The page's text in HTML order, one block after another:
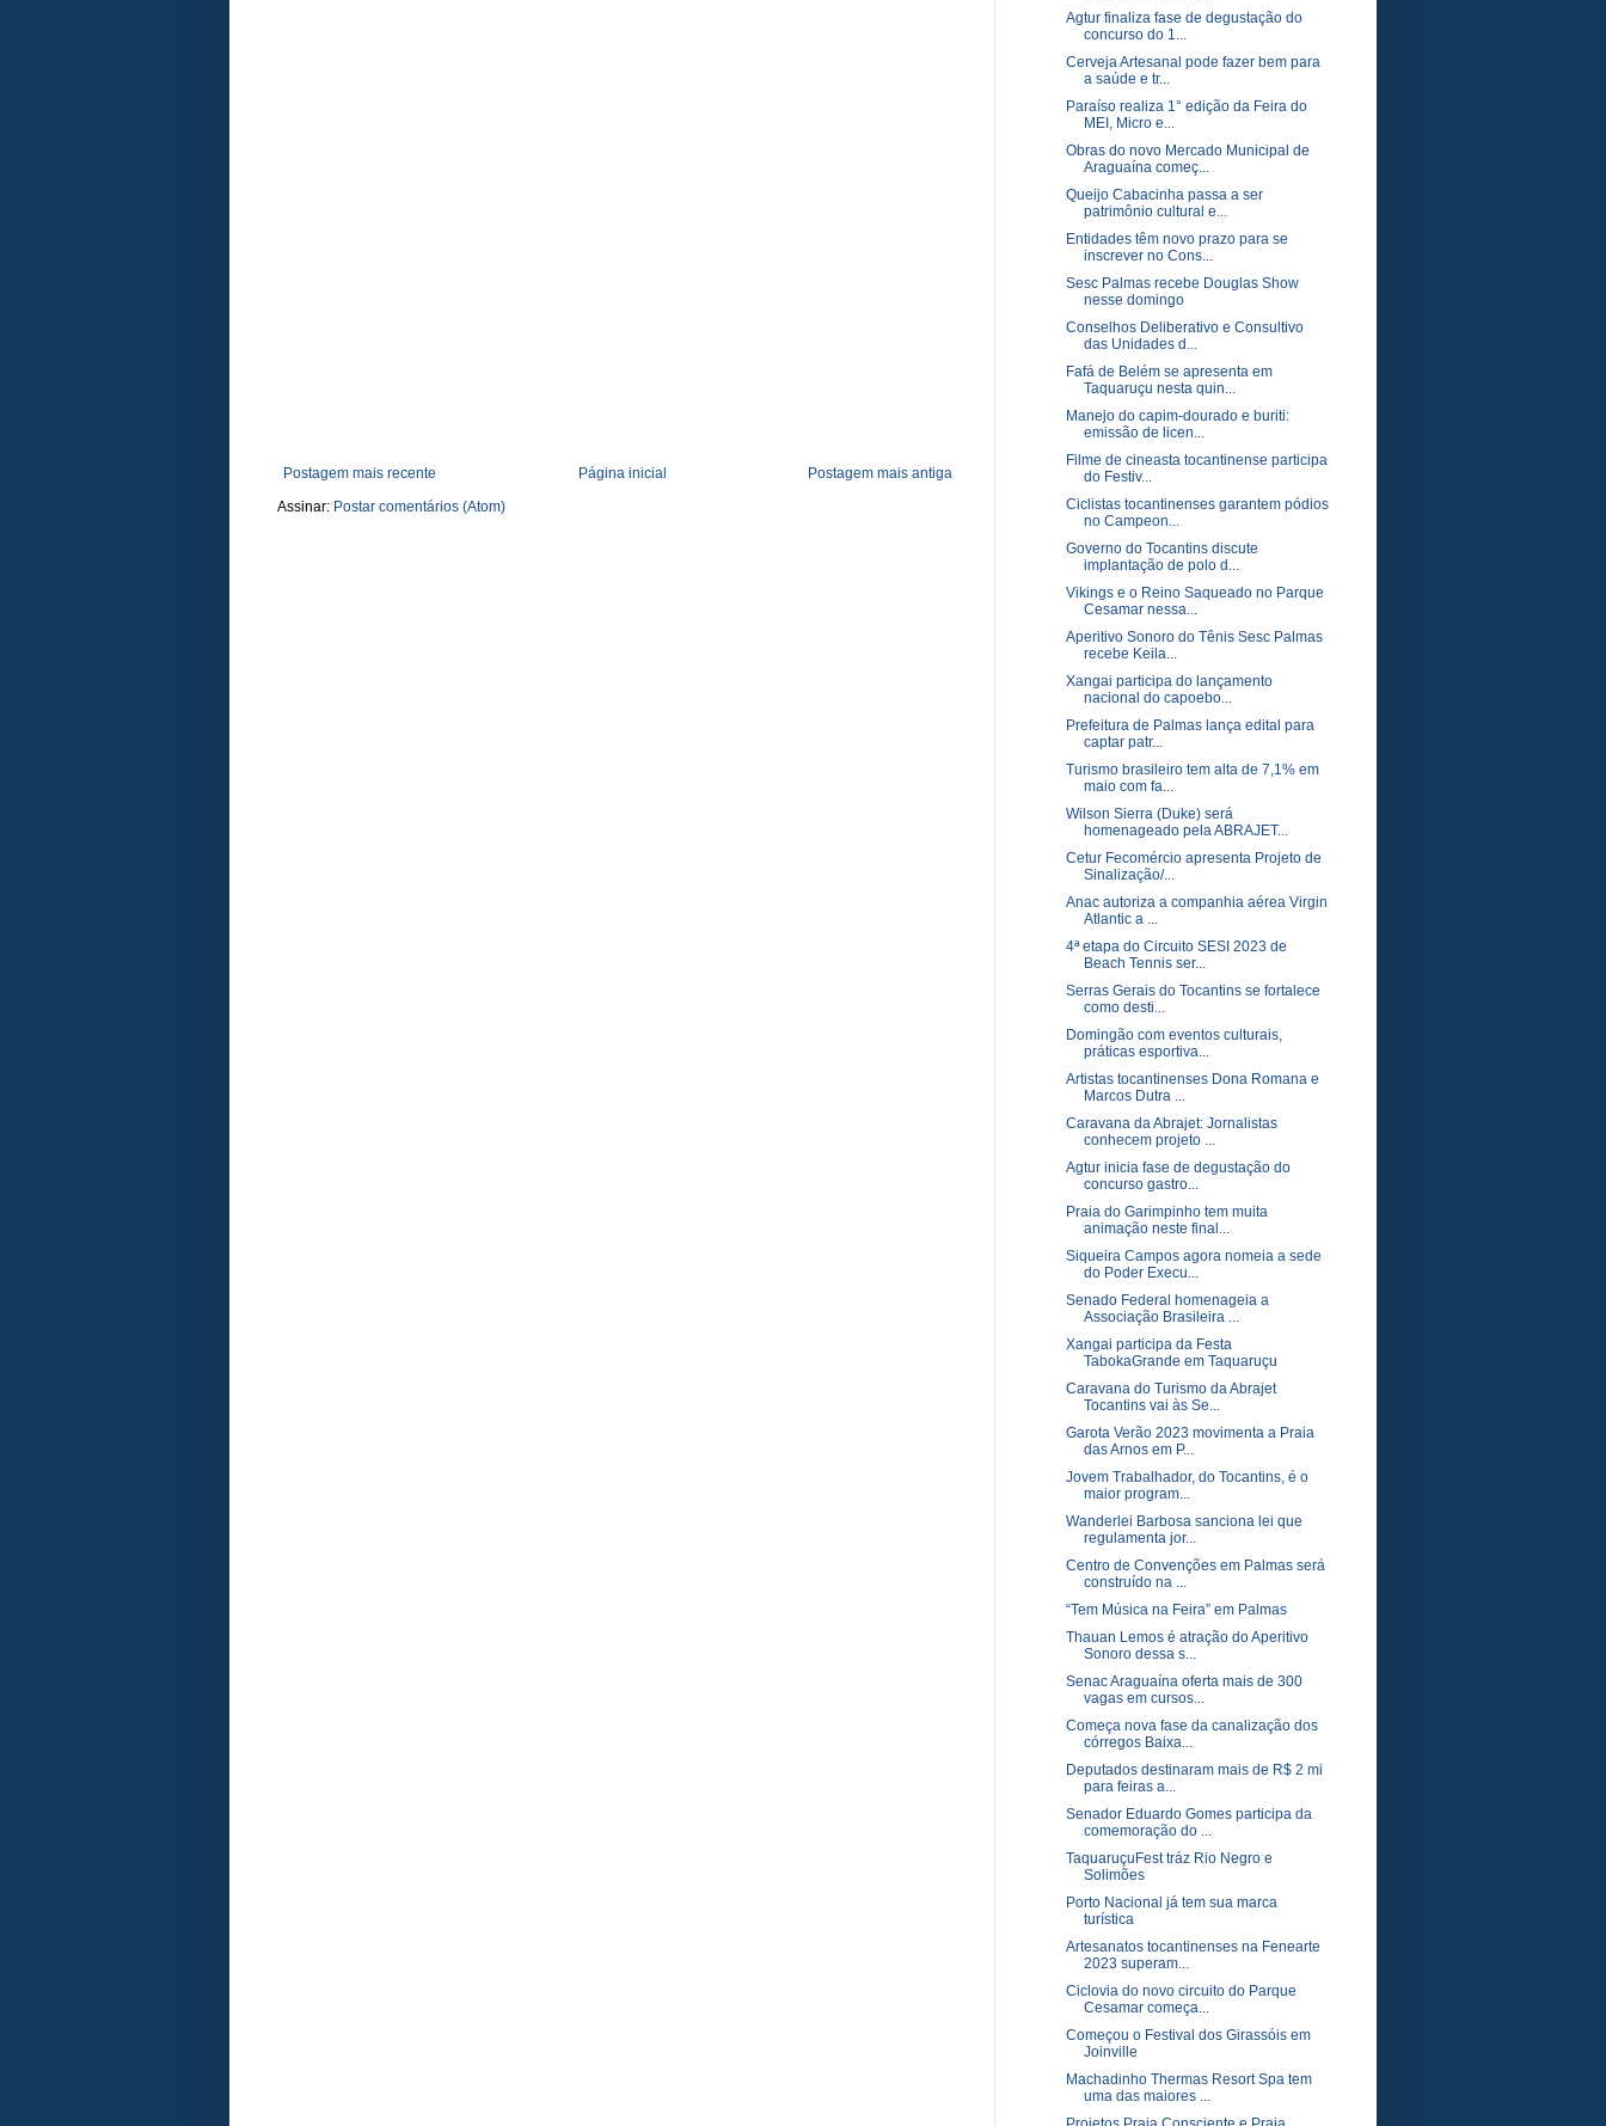
Postagem mais recente Postagem mais antiga
Página inicial
Assinar: Postar comentários (Atom)
Agtur finaliza fase de degustação do
concurso do 1...
Cerveja Artesanal pode fazer bem para
a saúde e tr...
Paraíso realiza 1° edição da Feira do
MEI, Micro e...
Obras do novo Mercado Municipal de
Araguaína começ...
Queijo Cabacinha passa a ser
patrimônio cultural e...
Entidades têm novo prazo para se
inscrever no Cons...
Sesc Palmas recebe Douglas Show
nesse domingo
Conselhos Deliberativo e Consultivo
das Unidades d...
Fafá de Belém se apresenta em
Taquaruçu nesta quin...
Manejo do capim-dourado e buriti:
emissão de licen...
Filme de cineasta tocantinense participa
do Festiv...
Ciclistas tocantinenses garantem pódios
no Campeon...
Governo do Tocantins discute
implantação de polo d...
Vikings e o Reino Saqueado no Parque
Cesamar nessa...
Aperitivo Sonoro do Tênis Sesc Palmas
recebe Keila...
Xangai participa do lançamento
nacional do capoebo...
Prefeitura de Palmas lança edital para
captar patr...
Turismo brasileiro tem alta de 7,1% em
maio com fa...
Wilson Sierra (Duke) será
homenageado pela ABRAJET...
Cetur Fecomércio apresenta Projeto de
Sinalização/...
Anac autoriza a companhia aérea Virgin
Atlantic a ...
4ª etapa do Circuito SESI 2023 de
Beach Tennis ser...
Serras Gerais do Tocantins se fortalece
como desti...
Domingão com eventos culturais,
práticas esportiva...
Artistas tocantinenses Dona Romana e
Marcos Dutra ...
Caravana da Abrajet: Jornalistas
conhecem projeto ...
Agtur inicia fase de degustação do
concurso gastro...
Praia do Garimpinho tem muita
animação neste final...
Siqueira Campos agora nomeia a sede
do Poder Execu...
Senado Federal homenageia a
Associação Brasileira ...
Xangai participa da Festa
TabokaGrande em Taquaruçu
Caravana do Turismo da Abrajet
Tocantins vai às Se...
Garota Verão 2023 movimenta a Praia
das Arnos em P...
Jovem Trabalhador, do Tocantins, é o
maior program...
Wanderlei Barbosa sanciona lei que
regulamenta jor...
Centro de Convenções em Palmas será
construído na ...
“Tem Música na Feira” em Palmas
Thauan Lemos é atração do Aperitivo
Sonoro dessa s...
Senac Araguaína oferta mais de 300
vagas em cursos...
Começa nova fase da canalização dos
córregos Baixa...
Deputados destinaram mais de R$ 2 mi
para feiras a...
Senador Eduardo Gomes participa da
comemoração do ...
TaquaruçuFest tráz Rio Negro e
Solimões
Porto Nacional já tem sua marca
turística
Artesanatos tocantinenses na Fenearte
2023 superam...
Ciclovia do novo circuito do Parque
Cesamar começa...
Começou o Festival dos Girassóis em
Joinville
Machadinho Thermas Resort Spa tem
uma das maiores ...